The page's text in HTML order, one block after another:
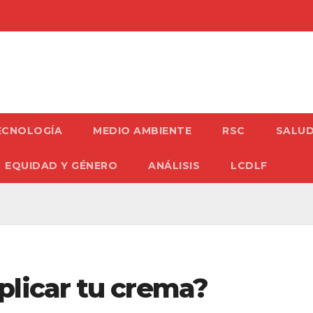
MEDIO AMBIENTE RSC
EQUIDAD Y GÉNERO ANÁLISIS LCDLF
tu crema?